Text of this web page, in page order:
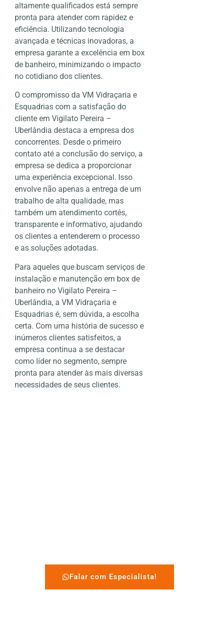
altamente qualificados está sempre
pronta para atender com rapidez e
eficiência. Utilizando tecnologia
avançada e técnicas inovadoras, a
empresa garante a excelência em box
de banheiro, minimizando o impacto
no cotidiano dos clientes.
O compromisso da VM Vidraçaria e
Esquadrias com a satisfação do
cliente em Vigilato Pereira –
Uberlândia destaca a empresa dos
concorrentes. Desde o primeiro
contato até a conclusão do serviço, a
empresa se dedica a proporcionar
uma experiência excepcional. Isso
envolve não apenas a entrega de um
trabalho de alta qualidade, mas
também um atendimento cortês,
transparente e informativo, ajudando
os clientes a entenderem o processo
e as soluções adotadas.
Para aqueles que buscam serviços de
instalação e manutenção em box de
banheiro no Vigilato Pereira –
Uberlândia, a VM Vidraçaria e
Esquadrias é, sem dúvida, a escolha
certa. Com uma história de sucesso e
inúmeros clientes satisfeitos, a
empresa continua a se destacar
como líder no segmento, sempre
pronta para atender às mais diversas
necessidades de seus clientes.
Falar com Especialista!